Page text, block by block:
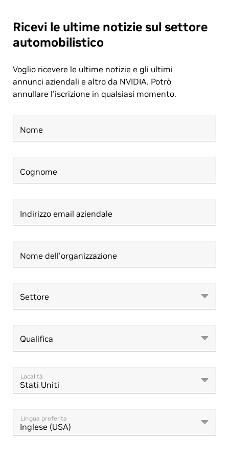
Ricevi le ultime notizie sul settore
automobilistico
Voglio ricevere le ultime notizie e gli ultimi
annunci aziendali e altro da NVIDIA. Potrò
annullare l'iscrizione in qualsiasi momento.
Nome
Cognome
Indirizzo email aziendale
Nome dell'organizzazione
Settore
Settore
Qualifica
Qualifica
Località
Stati Uniti
Lingua preferita
Inglese (USA)